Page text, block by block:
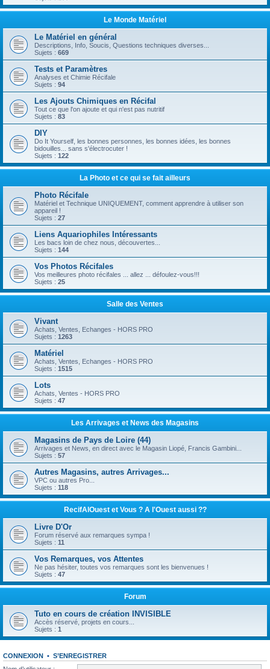
Le Monde Matériel
Le Matériel en général
Descriptions, Info, Soucis, Questions techniques diverses...
Sujets : 669
Tests et Paramètres
Analyses et Chimie Récifale
Sujets : 94
Les Ajouts Chimiques en Récifal
Tout ce que l'on ajoute et qui n'est pas nutritif
Sujets : 83
DIY
Do It Yourself, les bonnes personnes, les bonnes idées, les bonnes
bidouilles... sans s'électrocuter !
Sujets : 122
La Photo et ce qui se fait ailleurs
Photo Récifale
Matériel et Technique UNIQUEMENT, comment apprendre à utiliser son
appareil !
Sujets : 27
Liens Aquariophiles Intéressants
Les bacs loin de chez nous, découvertes...
Sujets : 144
Vos Photos Récifales
Vos meilleures photo récifales ... allez ... défoulez-vous!!!
Sujets : 25
Salle des Ventes
Vivant
Achats, Ventes, Echanges - HORS PRO
Sujets : 1263
Matériel
Achats, Ventes, Echanges - HORS PRO
Sujets : 1515
Lots
Achats, Ventes - HORS PRO
Sujets : 47
Les Arrivages et News des Magasins
Magasins de Pays de Loire (44)
Arrivages et News, en direct avec le Magasin Liopé, Francis Gambini...
Sujets : 57
Autres Magasins, autres Arrivages...
VPC ou autres Pro...
Sujets : 118
RecifAlOuest et Vous ? A l'Ouest aussi ??
Livre D'Or
Forum réservé aux remarques sympa !
Sujets : 11
Vos Remarques, vos Attentes
Ne pas hésiter, toutes vos remarques sont les bienvenues !
Sujets : 47
Forum
Tuto en cours de création INVISIBLE
Accès réservé, projets en cours...
Sujets : 1
CONNEXION • S’ENREGISTRER